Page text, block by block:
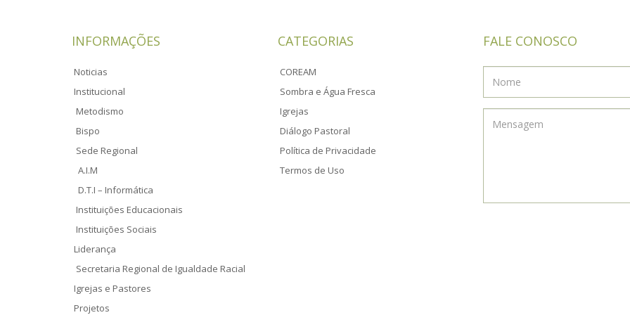
INFORMAÇÕES
Noticias
Institucional
Metodismo
Bispo
Sede Regional
A.I.M
D.T.I – Informática
Instituições Educacionais
Instituições Sociais
Liderança
Secretaria Regional de Igualdade Racial
Igrejas e Pastores
Projetos
CATEGORIAS
COREAM
Sombra e Água Fresca
Igrejas
Diálogo Pastoral
Política de Privacidade
Termos de Uso
FALE CONOSCO